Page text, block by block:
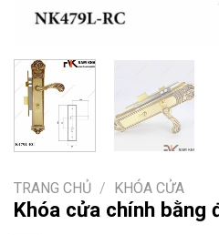
TRANG CHỦ / KHÓA CỬA
Khóa cửa chính bằng